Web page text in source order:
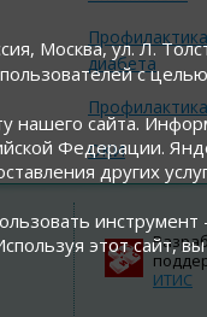
диабета
ОКИ
ИТИС
Москва, ул. Л.
с целью
сайта.
Федерации.
других
этот сайт, вы